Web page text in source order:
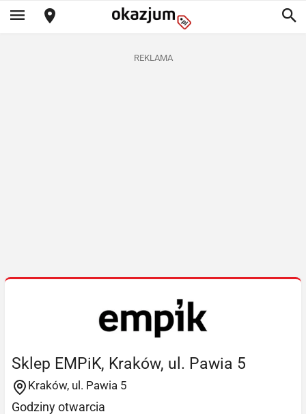
REKLAMA
Sklep EMPiK, Kraków, ul. Pawia 5
Kraków, ul. Pawia 5
Godziny otwarcia